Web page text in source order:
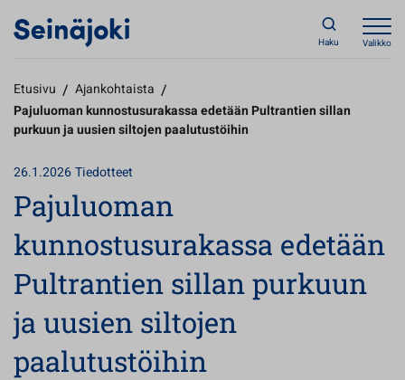
Haku Valikko
Etusivu / Ajankohtaista /
Pajuluoman kunnostusurakassa edetään Pultrantien sillan
purkuun ja uusien siltojen paalutustöihin
26.1.2026Tiedotteet
Pajuluoman
kunnostusurakassa edetään
Pultrantien sillan purkuun
ja uusien siltojen
paalutustöihin